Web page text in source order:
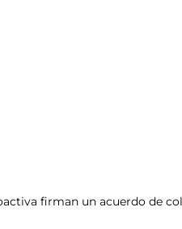
firman un acuerdo de